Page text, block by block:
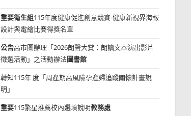
重要衛生組115年度健康促進創意競賽-健康新視界海報
設計與電繪比賽得獎名單
公告高市圖辦理「2026朗聲大賞：朗讀文本演出影片
徵選活動」之活動辦法圖書館
轉知115年 度「周產期高風險孕產婦追蹤關懷計畫說
明」
重要115繁星推薦校內選填說明教務處